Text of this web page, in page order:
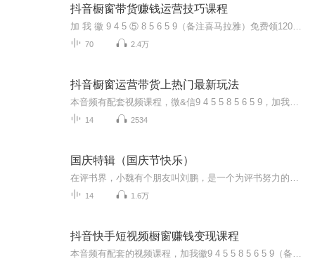
抖音橱窗带货赚钱运营技巧课程
70 2.4万
抖音橱窗运营带货上热门最新玩法
14 2534
国庆特辑（国庆节快乐）
14 1.6万
抖音快手短视频橱窗赚钱变现课程